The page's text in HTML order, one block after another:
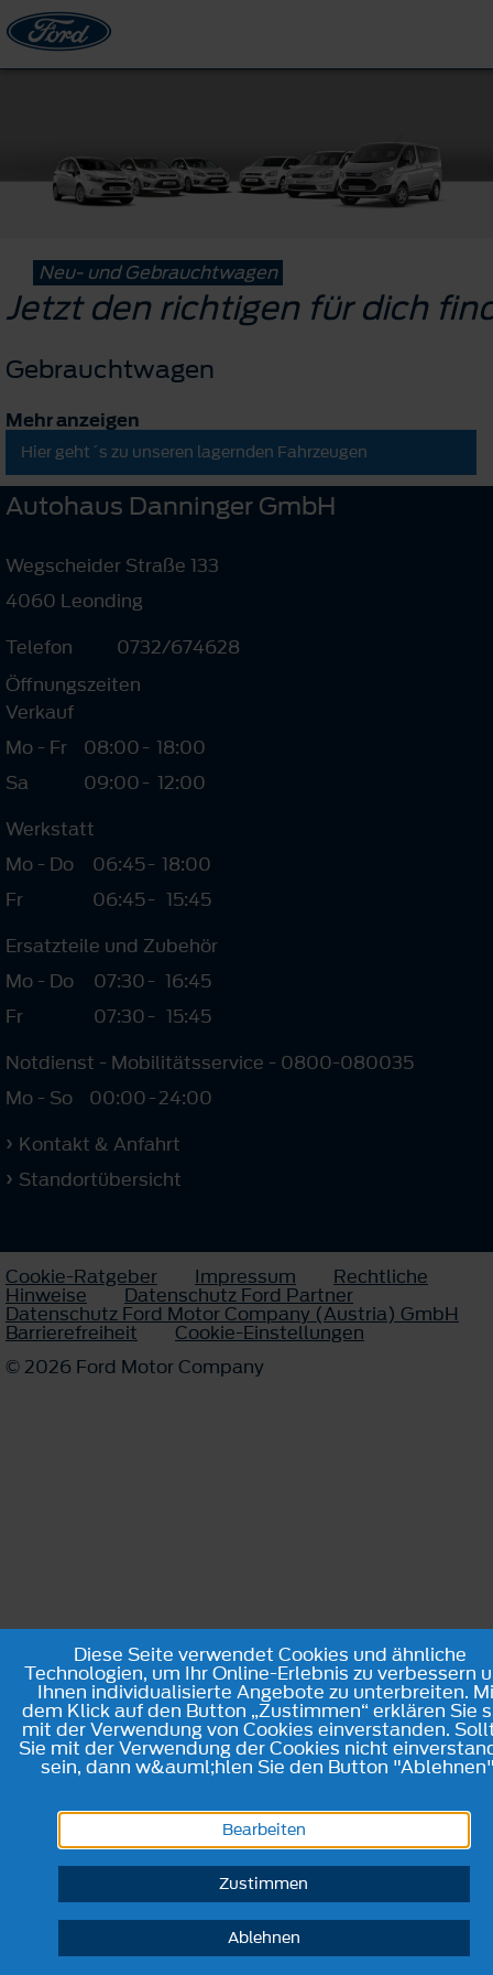
Neu- und Gebrauchtwagen
Jetzt den richtigen für dich
Gebrauchtwagen
Mehr anzeigen
Hier geht´s zu unseren lagernden Fahrzeugen
Autohaus Danninger GmbH
Wegscheider Straße 133
4060 Leonding
Telefon
0732/674628
Öffnungszeiten
Verkauf
Mo - Fr
08:00- 18:00
Sa
09:00- 12:00
Werkstatt
Mo - Do
06:45- 18:00
Fr
06:45- 15:45
Ersatzteile und Zubehör
Mo - Do
07:30- 16:45
Fr
07:30- 15:45
Notdienst - Mobilitätsservice - 0800-080035
Mo - So
00:00-24:00
Kontakt & Anfahrt
Standortübersicht
Cookie-Ratgeber Impressum Rechtliche
Hinweise Datenschutz Ford Partner
Datenschutz Ford Motor Company (Austria) GmbH
Barrierefreiheit
Cookie-Einstellungen
© 2026 Ford Motor Company
Diese Seite verwendet Cookies und ähnliche
Technologien, um Ihr Online-Erlebnis zu verbessern
Ihnen individualisierte Angebote zu unterbreiten.
dem Klick auf den Button „Zustimmen“ erklären Sie
mit der Verwendung von Cookies einverstanden.
Sie mit der Verwendung der Cookies nicht
sein, dann w&auml;hlen Sie den Button
Bearbeiten
Zustimmen
Ablehnen